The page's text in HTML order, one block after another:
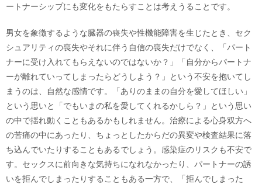
ートナーシップにも変化をもたらすことは考えうることです。
男女を象徴するような臓器の喪失や性機能障害を生じたとき、セク
シュアリティの喪失やそれに伴う自信の喪失だけでなく、「パート
ナーに受け入れてもらえないのではないか？」「自分からパートナ
ーが離れていってしまったらどうしよう？」という不安を抱いてし
まうのは、自然な感情です。「ありのままの自分を愛してほしい」
という思いと「でもいまの私を愛してくれるかしら？」という思い
の中で揺れ動くこともあるかもしれません。治療による心身双方へ
の苦痛の中にあったり、ちょっとしたからだの異変や検査結果に落
ち込んでいたりすることもあるでしょう。感染症のリスクも不安で
す。セックスに前向きな気持ちになれなかったり、パートナーの誘
いを拒んでしまったりすることもある一方で、「拒んでしまった